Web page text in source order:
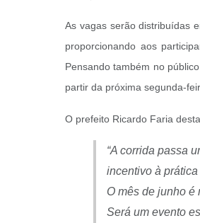
As vagas serão distribuídas
proporcionando aos
Pensando também no
partir da próxima segunda-
O prefeito Ricardo Faria
“A corrida passa
incentivo à
O mês de junho é
Será um evento